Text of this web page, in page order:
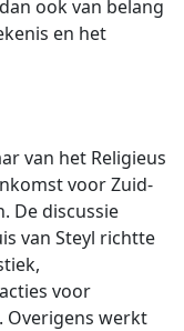
ook van belang
en het
van het Religieus
voor Zuid-
De discussie
van Steyl richtte
voor
Overigens werkt